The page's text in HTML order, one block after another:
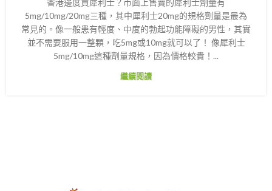
5mg/10mg/20mg三種，其中犀利士20mg的規格劑量是最為
常見的。像一般患有輕度、中度的勃起功能障礙的男性，其實
並不需要服用一整顆，吃5mg或10mg就可以了！ 像犀利士
5mg/10mg這種劑量規格，因為價格較貴！...
繼續閱讀